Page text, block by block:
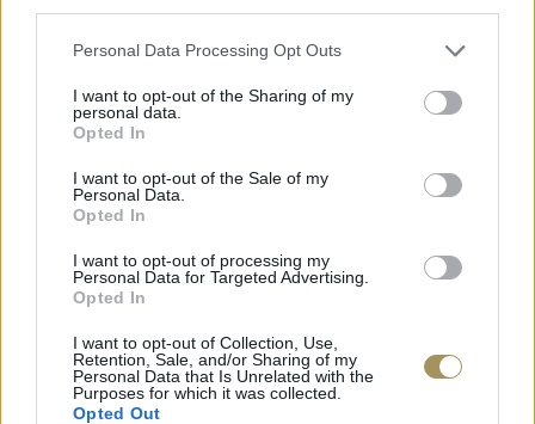
Personal Data Processing Opt Outs
I want to opt-out of the Sharing of my
personal data.
Opted In
I want to opt-out of the Sale of my
Personal Data.
Opted In
I want to opt-out of processing my
Personal Data for Targeted Advertising.
Opted In
I want to opt-out of Collection, Use,
Retention, Sale, and/or Sharing of my
Personal Data that Is Unrelated with the
Purposes for which it was collected.
Opted Out
ΔΙΑΜΆΝΤΙ 0.35CT
€1.737€